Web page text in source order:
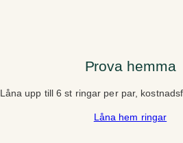
Prova hemma
Låna upp till 6 st ringar per par,
Låna hem ringar